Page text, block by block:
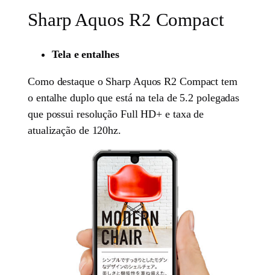
Sharp Aquos R2 Compact
Tela e entalhes
Como destaque o Sharp Aquos R2 Compact tem
o entalhe duplo que está na tela de 5.2 polegadas
que possui resolução Full HD+ e taxa de
atualização de 120hz.